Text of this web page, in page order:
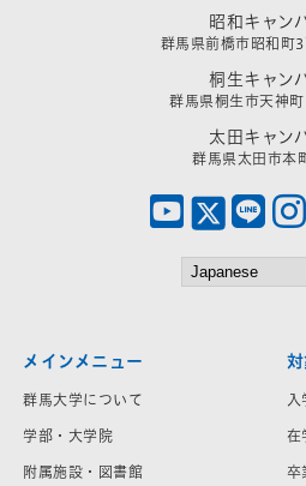
昭和キャン
群馬県前橋市昭和町
桐生キャン
群馬県桐生市天神
太田キャン
群馬県太田市本
メインメニュー
群馬大学について
学部・大学院
附属施設・図書館
在
卒